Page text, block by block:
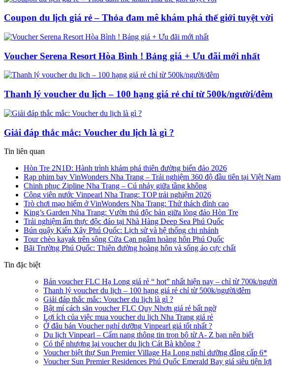
Coupon du lịch giá rẻ – Thỏa đam mê khám phá thế giới tuyệt vời
Voucher Serena Resort Hòa Bình ! Bảng giá + Ưu đãi mới nhất
Thanh lý voucher du lịch – 100 hạng giá rẻ chỉ từ 500k/người/đêm
Giải đáp thắc mắc: Voucher du lịch là gì ?
Tin liên quan
Hòn Tre 2N1Đ: Hành trình khám phá thiên đường biển đảo 2026
Rạp phim bay VinWonders Nha Trang – Trải nghiệm 360 độ đầu tiên tại Việt Nam
Chinh phục Zipline Nha Trang – Cú nhảy giữa tầng không
Công viên nước Vinpearl Nha Trang: TOP trải nghiệm 2026
Trò chơi mạo hiểm ở VinWonders Nha Trang: Thử thách đỉnh cao
King’s Garden Nha Trang: Vườn thú độc bản giữa lòng đảo Hòn Tre
Trải nghiệm ẩm thực độc đáo tại Nhà Hàng Deep Sea Phú Quốc
Bún quậy Kiến Xây Phú Quốc: Lịch sử và hệ thống chi nhánh
Tour chèo kayak trên sông Cửa Cạn ngắm hoàng hôn Phú Quốc
Bãi Trường Phú Quốc: Thiên đường hoàng hôn và sống ảo cực chất
Tin đặc biệt
Bán voucher FLC Hạ Long giá rẻ “ hot” nhất hiện nay – chỉ từ 700k/người
Thanh lý voucher du lịch – 100 hạng giá rẻ chỉ từ 500k/người/đêm
Giải đáp thắc mắc: Voucher du lịch là gì ?
Bật mí cách săn voucher FLC Quy Nhơn giá rẻ bất ngờ
Lợi ích của việc mua voucher du lịch Nha Trang giá rẻ
Ở đâu bán Voucher nghỉ dưỡng Vinpearl giá tốt nhất ?
Du lịch Vinpearl – Cẩm nang thông tin trọn bộ từ A- Z bạn nên biết
Có thể nhượng lại voucher du lịch Cát Bà không ?
Voucher biệt thự Sun Premier Village Hạ Long nghỉ dưỡng đẳng cấp 6*
Voucher Sun Premier Residences Phú Quốc Emerald Bay giá siêu tiện lợi